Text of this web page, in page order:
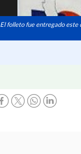
El folleto fue entregado este